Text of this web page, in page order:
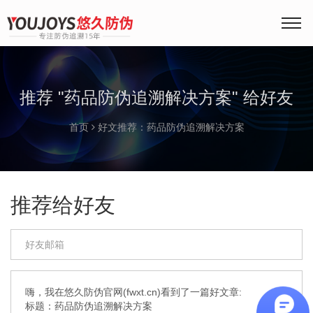
推荐 "药品防伪追溯解决方案" 给好友
首页 好文推荐：药品防伪追溯解决方案
推荐给好友